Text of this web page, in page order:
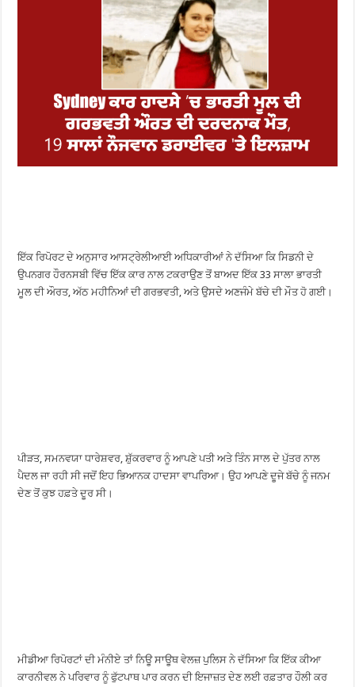
ਇੱਕ ਰਿਪੋਰਟ ਦੇ ਅਨੁਸਾਰ ਆਸਟ੍ਰੇਲੀਆਈ ਅਧਿਕਾਰੀਆਂ ਨੇ ਦੱਸਿਆ ਕਿ ਸਿਡਨੀ ਦੇ
ਉਪਨਗਰ ਹੌਰਨਸਬੀ ਵਿੱਚ ਇੱਕ ਕਾਰ ਨਾਲ ਟਕਰਾਉਣ ਤੋਂ ਬਾਅਦ ਇੱਕ 33 ਸਾਲਾ ਭਾਰਤੀ
ਮੂਲ ਦੀ ਔਰਤ, ਅੱਠ ਮਹੀਨਿਆਂ ਦੀ ਗਰਭਵਤੀ, ਅਤੇ ਉਸਦੇ ਅਣਜੰਮੇ ਬੱਚੇ ਦੀ ਮੌਤ ਹੋ ਗਈ।
ਪੀੜਤ, ਸਮਨਵਯਾ ਧਾਰੇਸ਼ਵਰ, ਸ਼ੁੱਕਰਵਾਰ ਨੂੰ ਆਪਣੇ ਪਤੀ ਅਤੇ ਤਿੰਨ ਸਾਲ ਦੇ ਪੁੱਤਰ ਨਾਲ
ਪੈਦਲ ਜਾ ਰਹੀ ਸੀ ਜਦੋਂ ਇਹ ਭਿਆਨਕ ਹਾਦਸਾ ਵਾਪਰਿਆ। ਉਹ ਆਪਣੇ ਦੂਜੇ ਬੱਚੇ ਨੂੰ ਜਨਮ
ਦੇਣ ਤੋਂ ਕੁਝ ਹਫ਼ਤੇ ਦੂਰ ਸੀ।
ਮੀਡੀਆ ਰਿਪੋਰਟਾਂ ਦੀ ਮੰਨੀਏ ਤਾਂ ਨਿਊ ਸਾਊਥ ਵੇਲਜ਼ ਪੁਲਿਸ ਨੇ ਦੱਸਿਆ ਕਿ ਇੱਕ ਕੀਆ
ਕਾਰਨੀਵਲ ਨੇ ਪਰਿਵਾਰ ਨੂੰ ਫੁੱਟਪਾਥ ਪਾਰ ਕਰਨ ਦੀ ਇਜਾਜ਼ਤ ਦੇਣ ਲਈ ਰਫ਼ਤਾਰ ਹੌਲੀ ਕਰ